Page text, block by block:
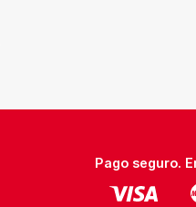
Pago seguro.